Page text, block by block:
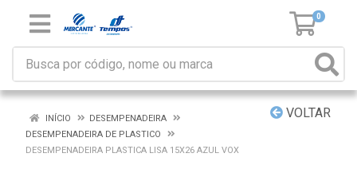
0
VOLTAR
INÍCIO
DESEMPENADEIRA
DESEMPENADEIRA DE PLASTICO
DESEMPENADEIRA PLASTICA LISA 15X26 AZUL VOX